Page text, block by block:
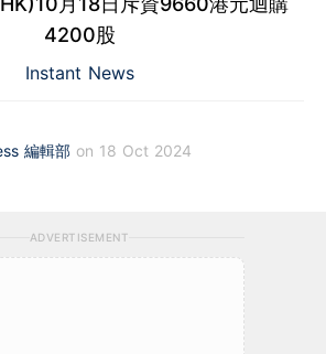
4200股
Instant News
編輯部 on 18 Oct 2024
ADVERTISEMENT